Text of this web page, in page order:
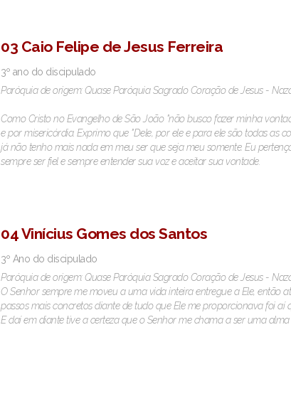
03 Caio Felipe de Jesus Ferreira
3º ano do discipulado
Paróquia de origem: Quase Paróquia Sagrado Coração de Jesus -
Como Cristo no Evangelho de São João "não busco fazer minha
e por misericórdia. Exprimo que "Dele, por ele e para ele são todas as
já não tenho mais nada em meu ser que seja meu somente. Eu
sempre ser fiel e sempre entender sua voz e aceitar sua vontade.
04 Vinícius Gomes dos Santos
3º Ano do discipulado
Paróquia de origem: Quase Paróquia Sagrado Coração de Jesus -
O Senhor sempre me moveu a uma vida inteira entregue a Ele,
passos mais concretos diante de tudo que Ele me proporcionava foi aí
E daí em diante tive a certeza que o Senhor me chama a ser uma